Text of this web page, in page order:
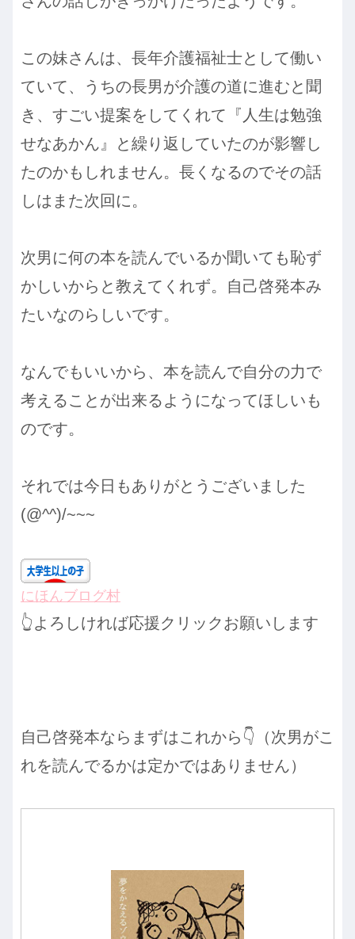
この妹さんは、長年介護福祉士として働い
ていて、うちの長男が介護の道に進むと聞
き、すごい提案をしてくれて『人生は勉強
せなあかん』と繰り返していたのが影響し
たのかもしれません。長くなるのでその話
しはまた次回に。
次男に何の本を読んでいるか聞いても恥ず
かしいからと教えてくれず。自己啓発本み
たいなのらしいです。
なんでもいいから、本を読んで自分の力で
考えることが出来るようになってほしいも
のです。
それでは今日もありがとうございました
(@^^)/~~~
にほんブログ村
👆よろしければ応援クリックお願いします
自己啓発本ならまずはこれから👇（次男がこ
れを読んでるかは定かではありません）